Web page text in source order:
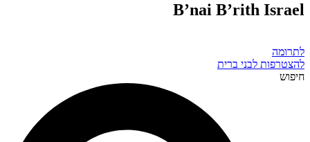
B’nai B’rith Israel
לתרומה
להצטרפות לבני ברית
חיפוש